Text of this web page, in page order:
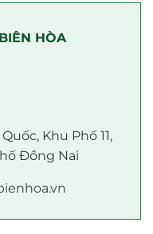
HÒA
Khu Phố 11,
Đồng Nai